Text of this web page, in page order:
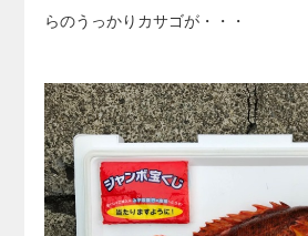
らのうっかりカサゴが・・・